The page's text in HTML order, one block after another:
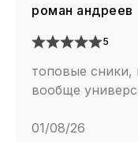
роман андреев
5
топовые сники,
вообще
01/08/26